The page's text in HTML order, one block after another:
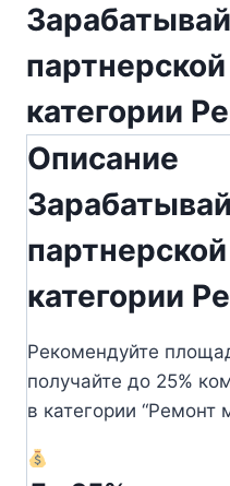
категории
Описание
категории
Рекомендуйте
получайте до 25%
в категории “Ремонт